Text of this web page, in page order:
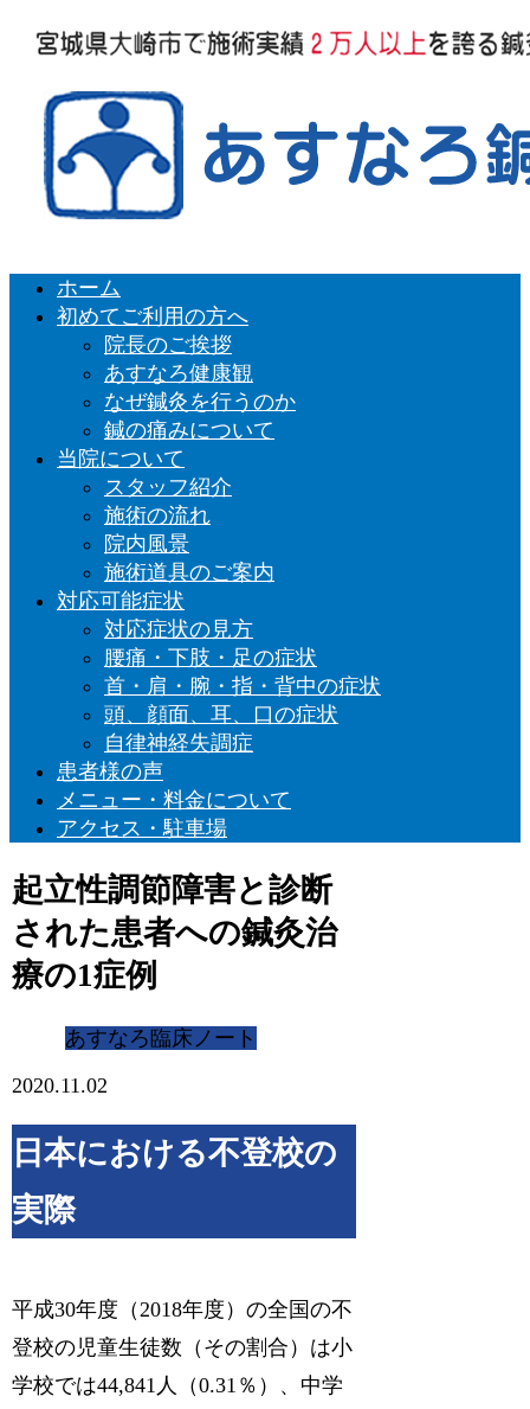
ホーム
初めてご利用の方へ
院長のご挨拶
あすなろ健康観
なぜ鍼灸を行うのか
鍼の痛みについて
当院について
スタッフ紹介
施術の流れ
院内風景
施術道具のご案内
対応可能症状
対応症状の見方
腰痛・下肢・足の症状
首・肩・腕・指・背中の症状
頭、顔面、耳、口の症状
自律神経失調症
患者様の声
メニュー・料金について
アクセス・駐車場
起立性調節障害と診断
された患者への鍼灸治
療の1症例
あすなろ臨床ノート
2020.11.02
日本における不登校の
実際
平成30年度（2018年度）の全国の不
登校の児童生徒数（その割合）は小
学校では44,841人（0.31％）、中学